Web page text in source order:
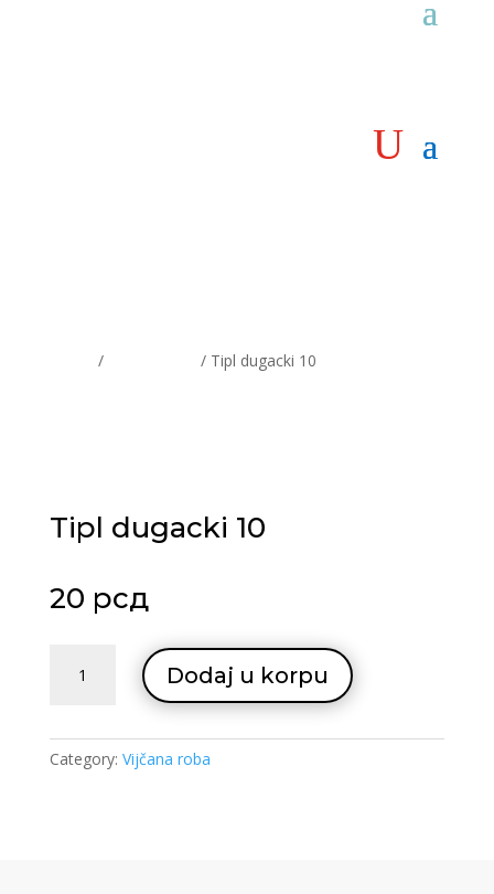
/ / Tipl dugacki 10
Tipl dugacki 10
20 рсд
dugacki
Dodaj u korpu
Category: Vijčana roba